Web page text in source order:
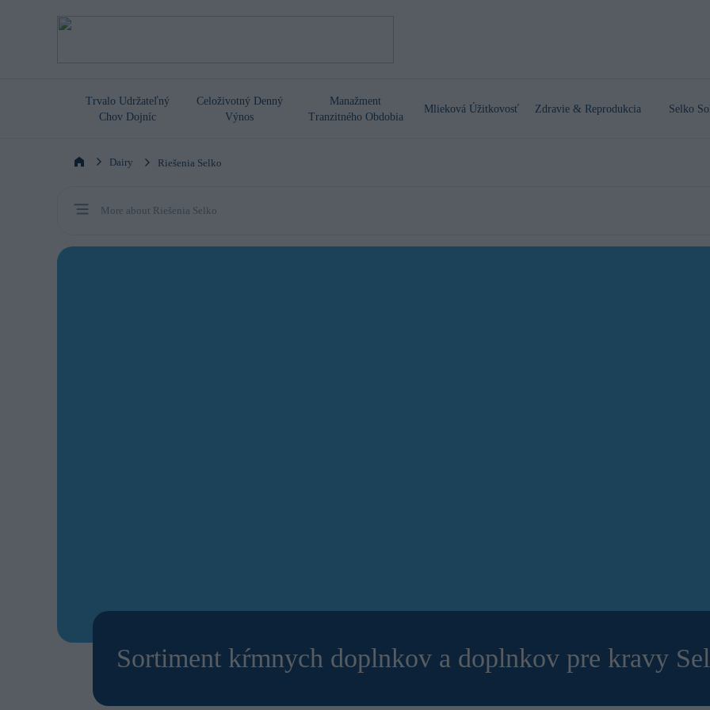
Trvalo Udržateľný
Chov Dojníc
Celoživotný Denný
Výnos
Manažment
Tranzitného Obdobia
Mlieková Úžitkovosť Zdravie & Reprodukcia Selko
Dairy Riešenia Selko
More about Riešenia Selko
Sortiment kŕmnych doplnkov a doplnkov pre kravy